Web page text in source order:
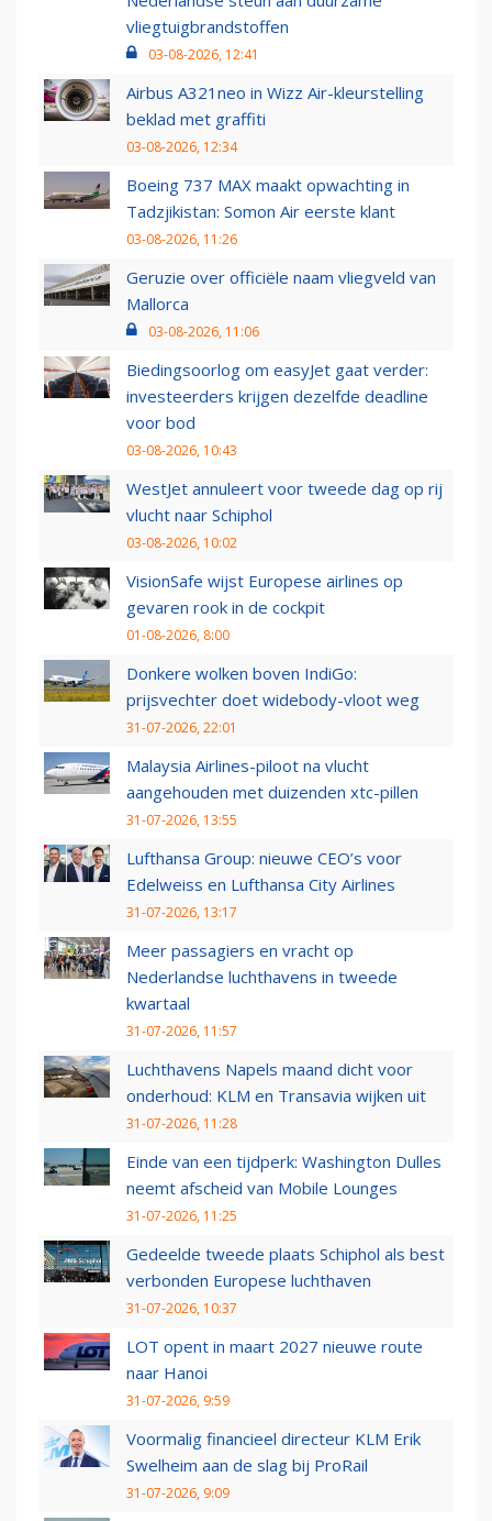
vliegtuigbrandstoffen
03-08-2026, 12:41
Airbus A321neo in Wizz Air-kleurstelling
beklad met graffiti
03-08-2026, 12:34
Boeing 737 MAX maakt opwachting in
Tadzjikistan: Somon Air eerste klant
03-08-2026, 11:26
Geruzie over officiële naam vliegveld van
Mallorca
03-08-2026, 11:06
Biedingsoorlog om easyJet gaat verder:
investeerders krijgen dezelfde deadline
voor bod
03-08-2026, 10:43
WestJet annuleert voor tweede dag op rij
vlucht naar Schiphol
03-08-2026, 10:02
VisionSafe wijst Europese airlines op
gevaren rook in de cockpit
01-08-2026, 8:00
Donkere wolken boven IndiGo:
prijsvechter doet widebody-vloot weg
31-07-2026, 22:01
Malaysia Airlines-piloot na vlucht
aangehouden met duizenden xtc-pillen
31-07-2026, 13:55
Lufthansa Group: nieuwe CEO’s voor
Edelweiss en Lufthansa City Airlines
31-07-2026, 13:17
Meer passagiers en vracht op
Nederlandse luchthavens in tweede
kwartaal
31-07-2026, 11:57
Luchthavens Napels maand dicht voor
onderhoud: KLM en Transavia wijken uit
31-07-2026, 11:28
Einde van een tijdperk: Washington Dulles
neemt afscheid van Mobile Lounges
31-07-2026, 11:25
Gedeelde tweede plaats Schiphol als best
verbonden Europese luchthaven
31-07-2026, 10:37
LOT opent in maart 2027 nieuwe route
naar Hanoi
31-07-2026, 9:59
Voormalig financieel directeur KLM Erik
Swelheim aan de slag bij ProRail
31-07-2026, 9:09